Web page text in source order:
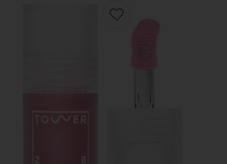
Favorite SHINEON